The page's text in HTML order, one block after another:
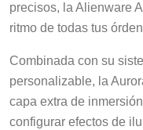
precisos, la Alienware
ritmo de todas tus
Combinada con su
personalizable, la
capa extra de
configurar efectos de